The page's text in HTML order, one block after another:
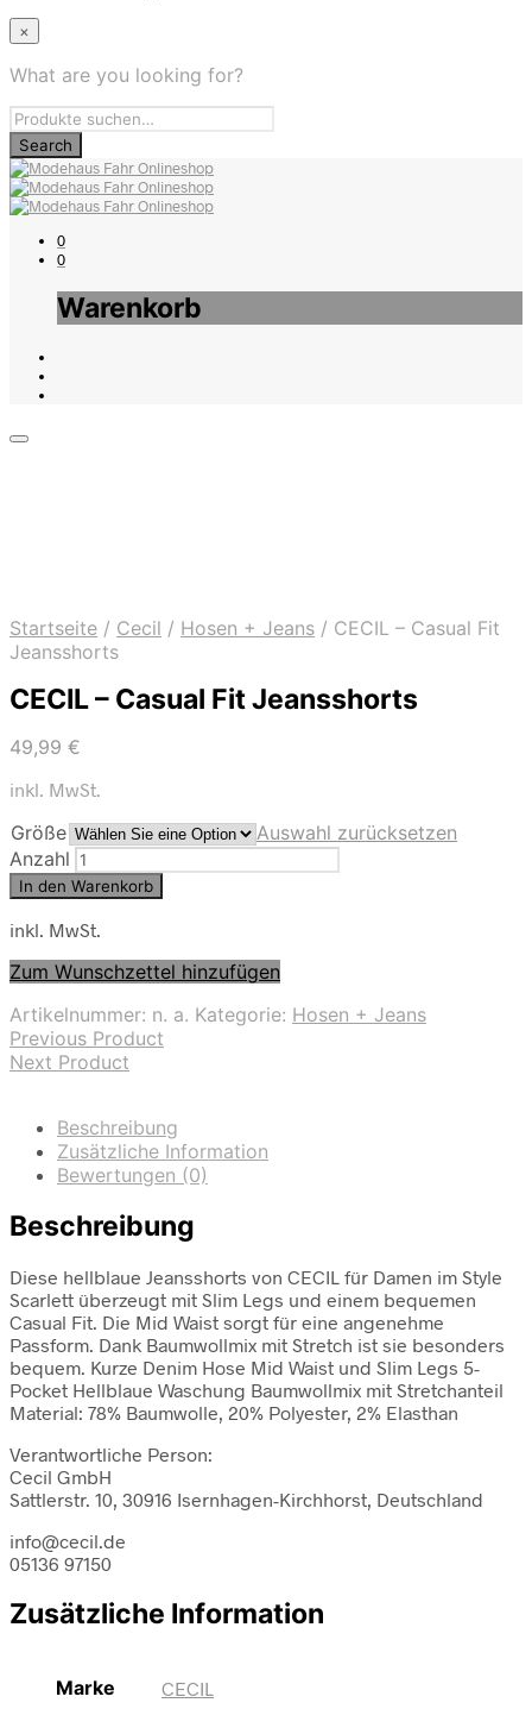
×
What are you looking for?
0
0
Warenkorb
Startseite / Cecil / Hosen + Jeans / CECIL – Casual Fit
Jeansshorts
CECIL – Casual Fit Jeansshorts
49,99 €
inkl. MwSt.
Größe
Auswahl zurücksetzen
Anzahl
In den Warenkorb
inkl. MwSt.
Zum Wunschzettel hinzufügen
Artikelnummer: n. a. Kategorie: Hosen + Jeans
Previous Product
Next Product
Beschreibung
Zusätzliche Information
Bewertungen (0)
Beschreibung
Diese hellblaue Jeansshorts von CECIL für Damen im Style
Scarlett überzeugt mit Slim Legs und einem bequemen
Casual Fit. Die Mid Waist sorgt für eine angenehme
Passform. Dank Baumwollmix mit Stretch ist sie besonders
bequem. Kurze Denim Hose Mid Waist und Slim Legs 5-
Pocket Hellblaue Waschung Baumwollmix mit Stretchanteil
Material: 78% Baumwolle, 20% Polyester, 2% Elasthan
Verantwortliche Person:
Cecil GmbH
Sattlerstr. 10, 30916 Isernhagen-Kirchhorst, Deutschland
info@cecil.de
05136 97150
Zusätzliche Information
Marke CECIL